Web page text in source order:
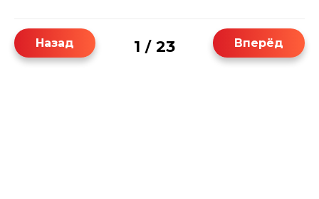
Вперёд
Назад 1 / 23